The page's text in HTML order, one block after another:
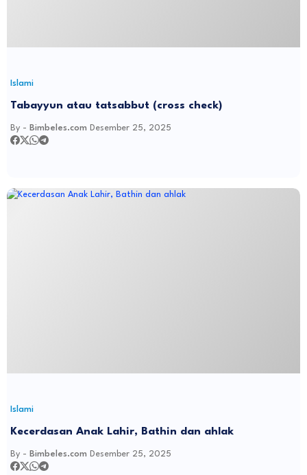
Islami
Tabayyun atau tatsabbut (cross check)
By - Bimbeles.com Desember 25, 2025
Islami
Kecerdasan Anak Lahir, Bathin dan ahlak
By - Bimbeles.com Desember 25, 2025